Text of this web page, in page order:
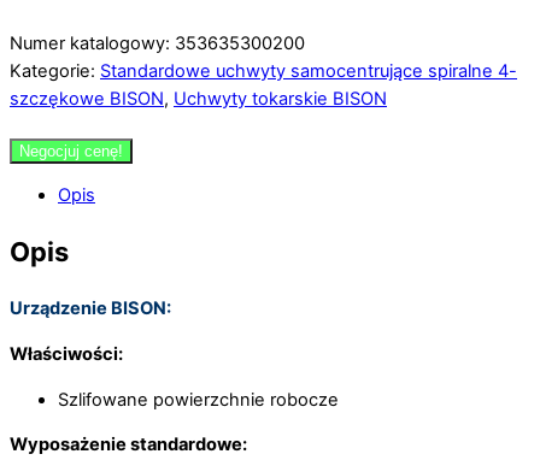
Numer katalogowy: 353635300200
Kategorie: Standardowe uchwyty samocentrujące spiralne 4-
szczękowe BISON, Uchwyty tokarskie BISON
Negocjuj cenę!
Opis
Opis
Urządzenie BISON:
Właściwości:
Szlifowane powierzchnie robocze
Wyposażenie standardowe: